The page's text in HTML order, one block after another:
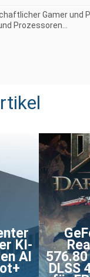
Gamer und
Prozessoren...
KI-
AI
DLSS